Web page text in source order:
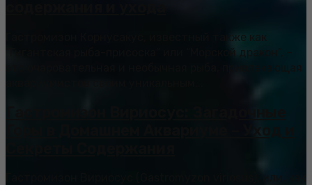
Гастромизон Корнусакус, известный также как